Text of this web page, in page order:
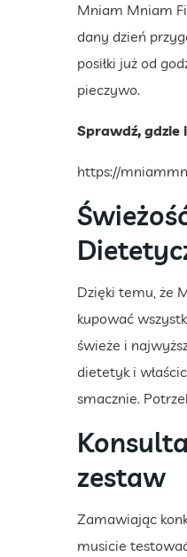
Mniam Mniam
dany dzień
posiłki już od
pieczywo.
Sprawdź,
https://
Dzięki temu, że
kupować
świeże i
dietetyk i
smacznie.
zestaw
Zamawiając
musicie